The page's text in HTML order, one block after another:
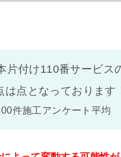
片付け110番サービス
は点となっております
件施工アンケート平均